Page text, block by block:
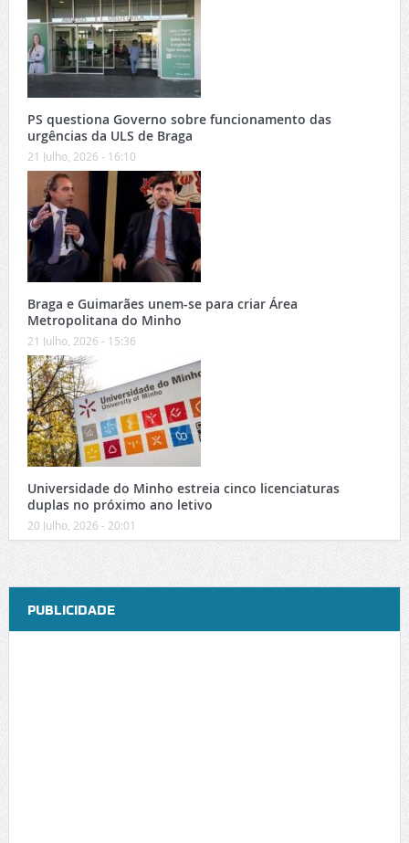
PS questiona Governo sobre funcionamento das
urgências da ULS de Braga
21 Julho, 2026 - 16:10
Braga e Guimarães unem-se para criar Área
Metropolitana do Minho
21 Julho, 2026 - 15:36
Universidade do Minho estreia cinco licenciaturas
duplas no próximo ano letivo
20 Julho, 2026 - 20:01
PUBLICIDADE